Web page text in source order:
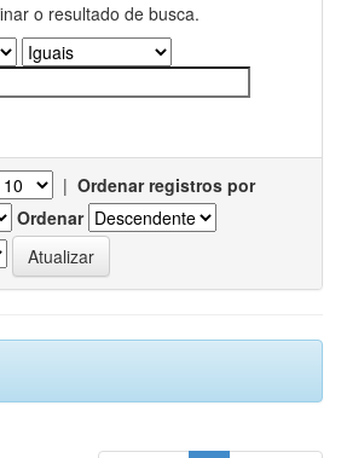
o resultado de busca.
| Ordenar registros por
Ordenar